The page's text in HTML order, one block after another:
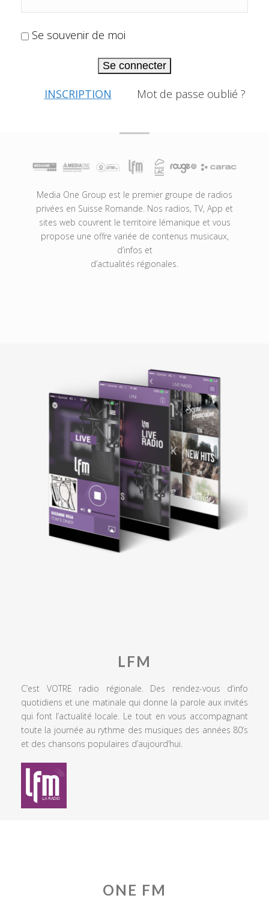
Se souvenir de moi
Se connecter
INSCRIPTION Mot de passe oublié ?
Media One Group est le premier groupe de radios
privées en Suisse Romande. Nos radios, TV, App et
sites web couvrent le territoire lémanique et vous
propose une offre variée de contenus musicaux,
d’infos et
d’actualités régionales.
LFM
C’est VOTRE radio régionale. Des rendez-vous d’info
quotidiens et une matinale qui donne la parole aux invités
qui font l’actualité locale. Le tout en vous accompagnant
toute la journée au rythme des musiques des années 80’s
et des chansons populaires d’aujourd’hui.
ONE FM